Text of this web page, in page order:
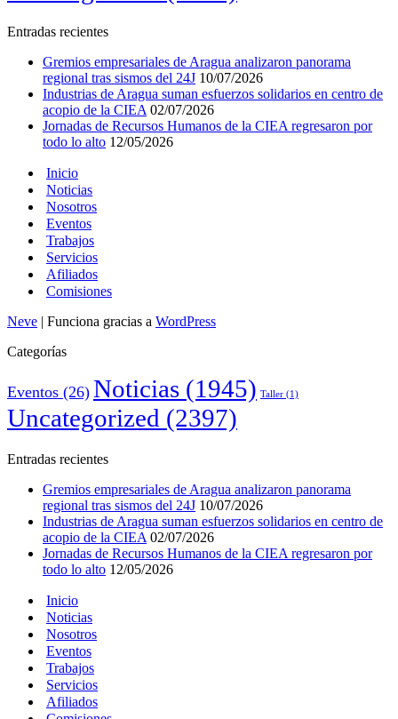
Entradas recientes
Gremios empresariales de Aragua analizaron panorama
regional tras sismos del 24J 10/07/2026
Industrias de Aragua suman esfuerzos solidarios en centro de
acopio de la CIEA 02/07/2026
Jornadas de Recursos Humanos de la CIEA regresaron por
todo lo alto 12/05/2026
Inicio
Noticias
Nosotros
Eventos
Trabajos
Servicios
Afiliados
Comisiones
Neve | Funciona gracias a WordPress
Categorías
Eventos (26) Noticias (1945) Taller (1)
Uncategorized (2397)
Entradas recientes
Gremios empresariales de Aragua analizaron panorama
regional tras sismos del 24J 10/07/2026
Industrias de Aragua suman esfuerzos solidarios en centro de
acopio de la CIEA 02/07/2026
Jornadas de Recursos Humanos de la CIEA regresaron por
todo lo alto 12/05/2026
Inicio
Noticias
Nosotros
Eventos
Trabajos
Servicios
Afiliados